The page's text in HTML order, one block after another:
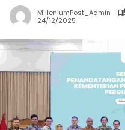
MilleniumPost_Admin
24/12/2025